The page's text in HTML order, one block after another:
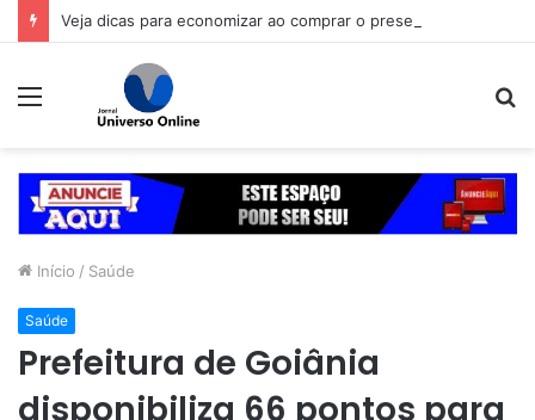
Menu
Início / Saúde
Saúde
Prefeitura de Goiânia
disponibiliza 66 pontos para